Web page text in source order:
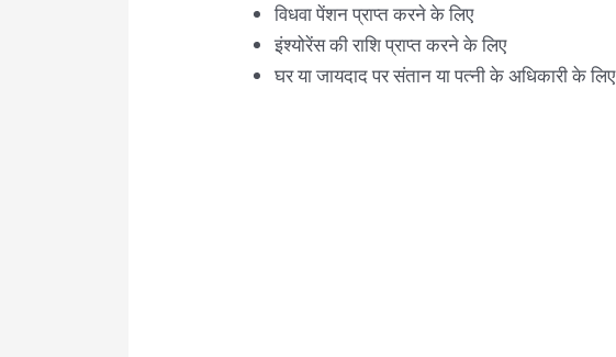
विधवा पेंशन प्राप्त करने के लिए
इंश्योरेंस की राशि प्राप्त करने के लिए
घर या जायदाद पर संतान या पत्नी के अधिकारी के लिए